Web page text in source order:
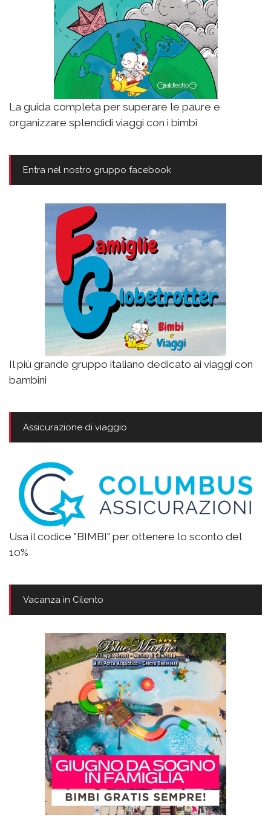
La guida completa per superare le paure e
organizzare splendidi viaggi con i bimbi
Entra nel nostro gruppo facebook
Il più grande gruppo italiano dedicato ai viaggi con
bambini
Assicurazione di viaggio
Usa il codice "BIMBI" per ottenere lo sconto del
10%
Vacanza in Cilento